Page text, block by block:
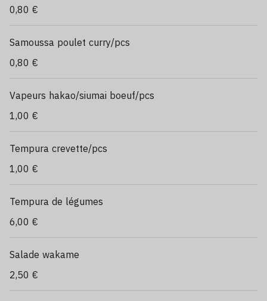
0,80 €
Samoussa poulet curry/pcs
0,80 €
Vapeurs hakao/siumai boeuf/pcs
1,00 €
Tempura crevette/pcs
1,00 €
Tempura de légumes
6,00 €
Salade wakame
2,50 €